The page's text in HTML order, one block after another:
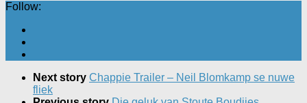
Follow:
Next story Chappie Trailer – Neil Blomkamp se nuwe
fliek